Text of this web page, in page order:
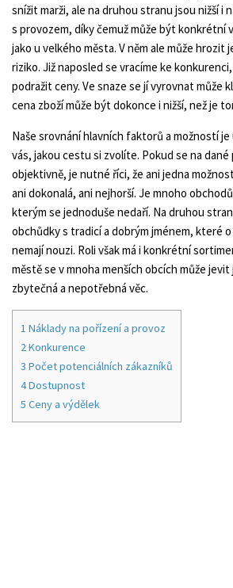
snížit marži, ale na druhou stranu jsou nižší i
s provozem, díky čemuž může být konkrétní
jako u velkého města. V něm ale může hrozit
riziko. Již naposled se vracíme ke
podražit ceny. Ve snaze se jí vyrovnat může
cena zboží může být dokonce i nižší, než je
Naše srovnání hlavních faktorů a možností je
vás, jakou cestu si zvolíte. Pokud se na
objektivně, je nutné říci, že ani jedna
ani dokonalá, ani nejhorší. Je mnoho
kterým se jednoduše nedaří. Na druhou
obchůdky s tradicí a dobrým jménem, které
nemají nouzi. Roli však má i konkrétní
městě se v mnoha menších obcích může
zbytečná a nepotřebná věc.
1 Náklady na pořízení a provoz
2Konkurence
3 Počet potenciálních zákazníků
4Dostupnost
5 Ceny a výdělek